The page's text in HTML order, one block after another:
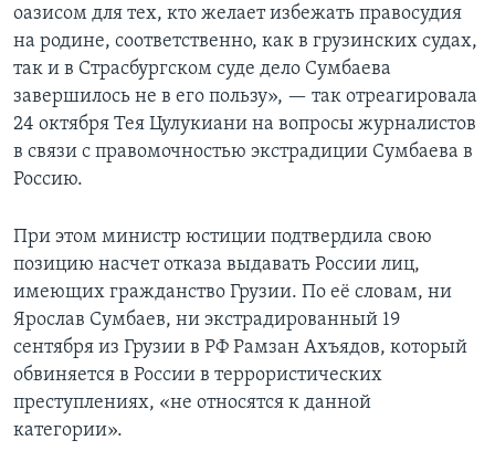
оазисом для тех, кто желает избежать правосудия
на родине, соответственно, как в грузинских судах,
так и в Страсбургском суде дело Сумбаева
завершилось не в его пользу», — так отреагировала
24 октября Тея Цулукиани на вопросы журналистов
в связи с правомочностью экстрадиции Сумбаева в
Россию.
При этом министр юстиции подтвердила свою
позицию насчет отказа выдавать России лиц,
имеющих гражданство Грузии. По её словам, ни
Ярослав Сумбаев, ни экстрадированный 19
сентября из Грузии в РФ Рамзан Ахъядов, который
обвиняется в России в террористических
преступлениях, «не относятся к данной
категории».